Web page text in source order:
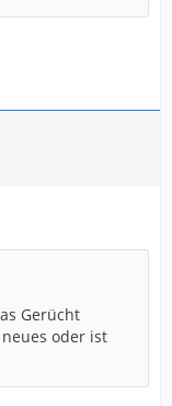
Gerücht
oder ist